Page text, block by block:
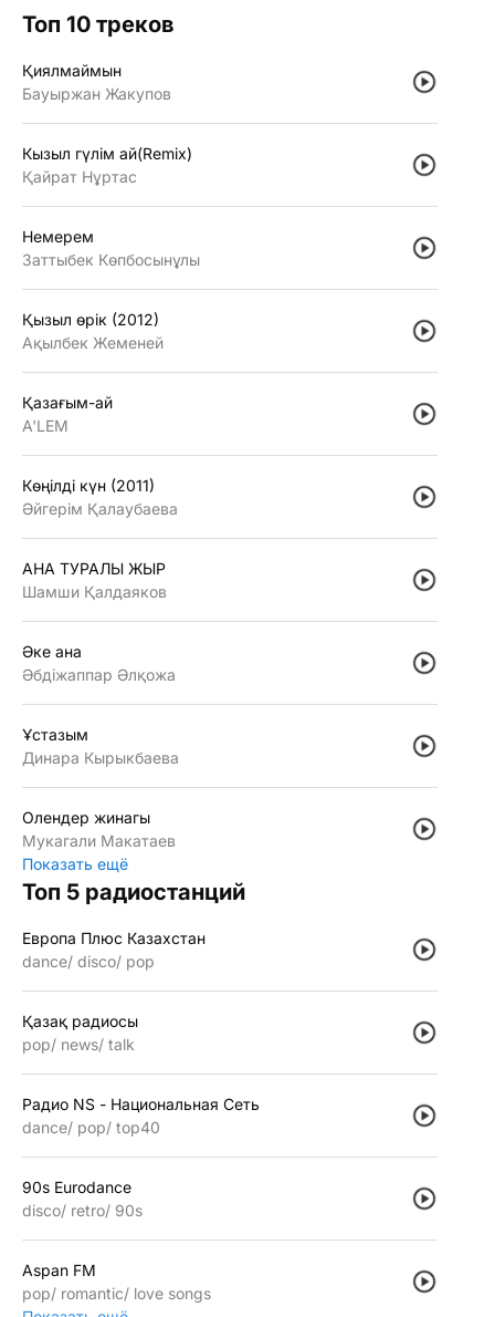
Топ 10 треков
Қиялмаймын
Бауыржан Жакупов
Кызыл гүлiм ай(Remix)
Қайрат Нұртас
Немерем
Заттыбек Көпбосынұлы
Қызыл өрiк (2012)
Ақылбек Жеменей
Қазағым-ай
A'LEM
Көңiлдi күн (2011)
Әйгерiм Қалаубаева
АНА ТУРАЛЫ ЖЫР
Шамши Қалдаяков
Әке ана
Әбдiжаппар Әлқожа
Ұстазым
Динара Кырыкбаева
Олендер жинагы
Мукагали Макатаев
Показать ещё
Топ 5 радиостанций
Европа Плюс Казахстан
dance disco pop
Қазақ радиосы
pop
news talk
Радио NS - Национальная Сеть
dance pop top40
90s Eurodance
disco retro 90s
Aspan FM
pop
romantic
love songs